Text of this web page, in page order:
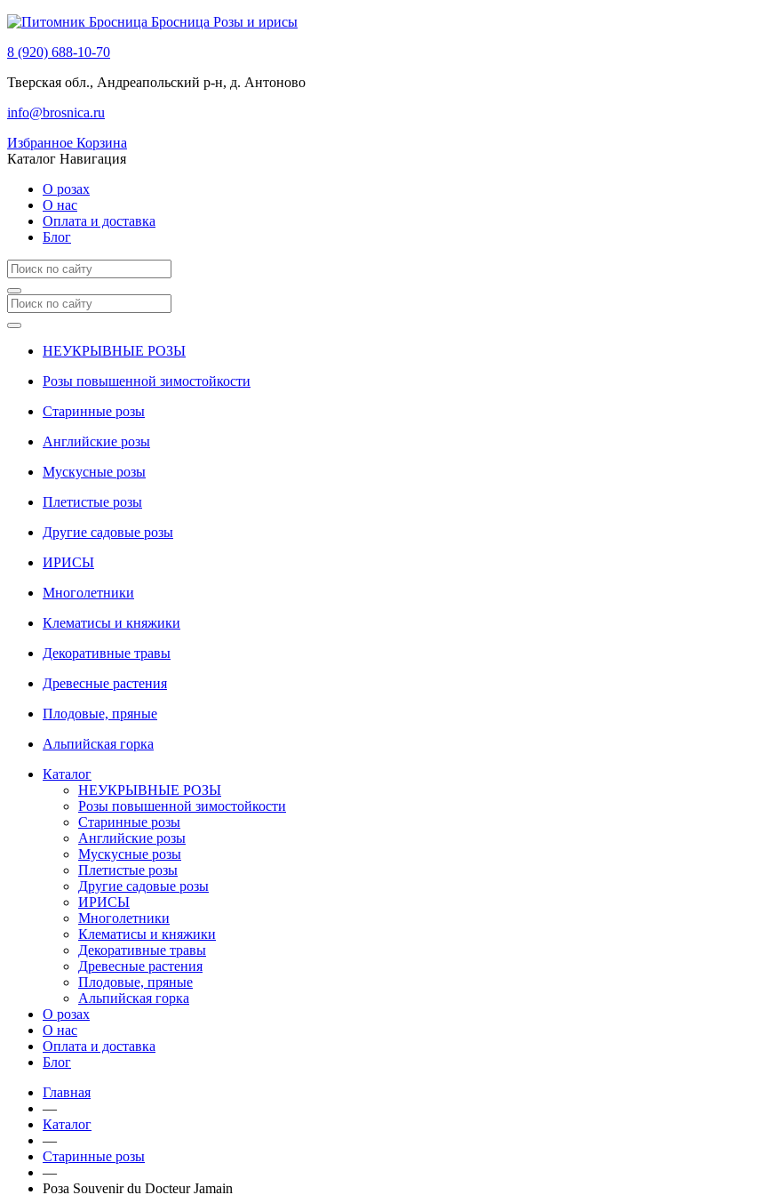
Бросница Розы и ирисы
8 (920) 688-10-70
Тверская обл., Андреапольский р-н, д. Антоново
info@brosnica.ru
Избранное Корзина
Каталог Навигация
О розах
О нас
Оплата и доставка
Блог
НЕУКРЫВНЫЕ РОЗЫ
Розы повышенной зимостойкости
Старинные розы
Английские розы
Мускусные розы
Плетистые розы
Другие садовые розы
ИРИСЫ
Многолетники
Клематисы и княжики
Декоративные травы
Древесные растения
Плодовые, пряные
Альпийская горка
Каталог
НЕУКРЫВНЫЕ РОЗЫ
Розы повышенной зимостойкости
Старинные розы
Английские розы
Мускусные розы
Плетистые розы
Другие садовые розы
ИРИСЫ
Многолетники
Клематисы и княжики
Декоративные травы
Древесные растения
Плодовые, пряные
Альпийская горка
О розах
О нас
Оплата и доставка
Блог
Главная
—
Каталог
—
Старинные розы
—
Роза Souvenir du Docteur Jamain